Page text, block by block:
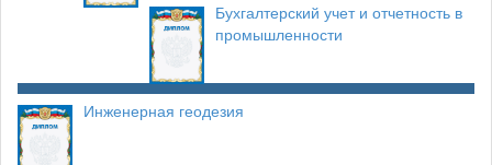
Бухгалтерский учет и отчетность в
промышленности
Инженерная геодезия